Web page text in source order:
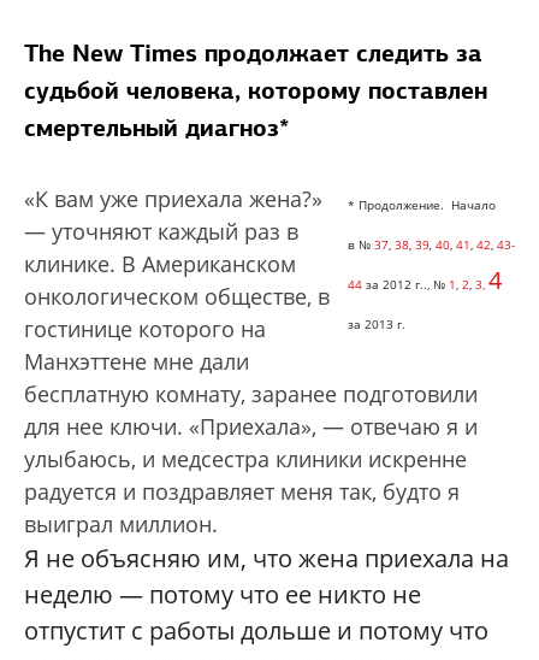
The New Times продолжает следить за
судьбой человека, которому поставлен
смертельный диагноз*
* Продолжение. Начало
в № 37, 38, 39, 40, 41, 42, 43-
44 за 2012 г.., № 1, 2, 3, 4
за 2013 г.
«К вам уже приехала жена?»
— уточняют каждый раз в
клинике. В Американском
онкологическом обществе, в
гостинице которого на
Манхэттене мне дали
бесплатную комнату, заранее подготовили
для нее ключи. «Приехала», — отвечаю я и
улыбаюсь, и медсестра клиники искренне
радуется и поздравляет меня так, будто я
выиграл миллион.
Я не объясняю им, что жена приехала на
неделю — потому что ее никто не
отпустит с работы дольше и потому что